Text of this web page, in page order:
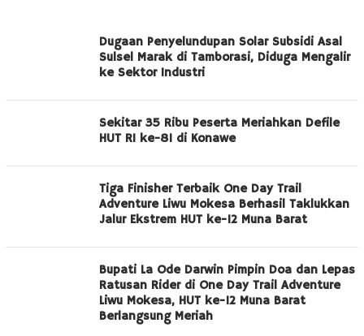
KLIKJURNAL.COM
Dugaan Penyelundupan Solar Subsidi Asal
Sulsel Marak di Tamborasi, Diduga Mengalir
ke Sektor Industri
Sekitar 35 Ribu Peserta Meriahkan Defile
HUT RI ke-81 di Konawe
Tiga Finisher Terbaik One Day Trail
Adventure Liwu Mokesa Berhasil Taklukkan
Jalur Ekstrem HUT ke-12 Muna Barat
Bupati La Ode Darwin Pimpin Doa dan Lepas
Ratusan Rider di One Day Trail Adventure
Liwu Mokesa, HUT ke-12 Muna Barat
Berlangsung Meriah